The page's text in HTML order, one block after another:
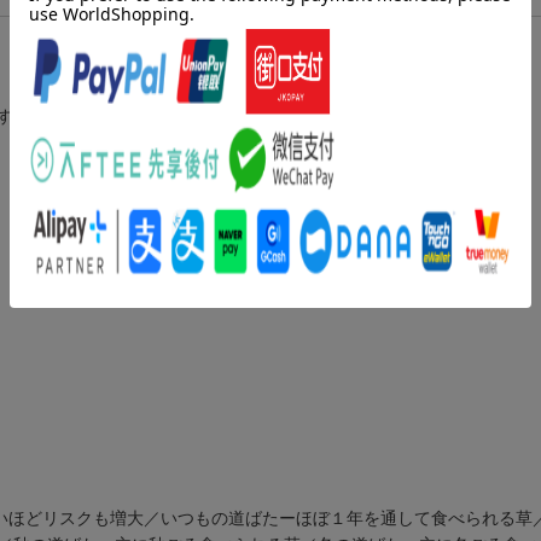
解説しました。
どリスクも増大／いつもの道ばたーほぼ１年を通して食べられる草